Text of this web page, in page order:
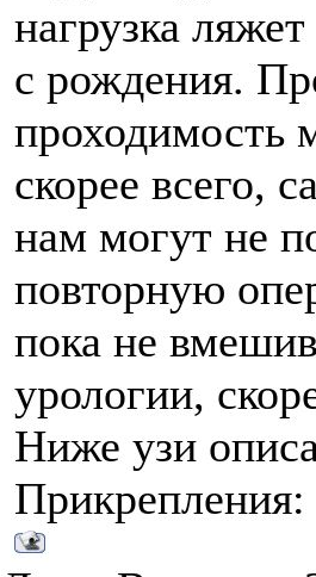
нагрузка
с рождения.
проходимость
скорее всего,
нам могут не
повторную
пока не
урологии,
Ниже узи
Прикрепления: